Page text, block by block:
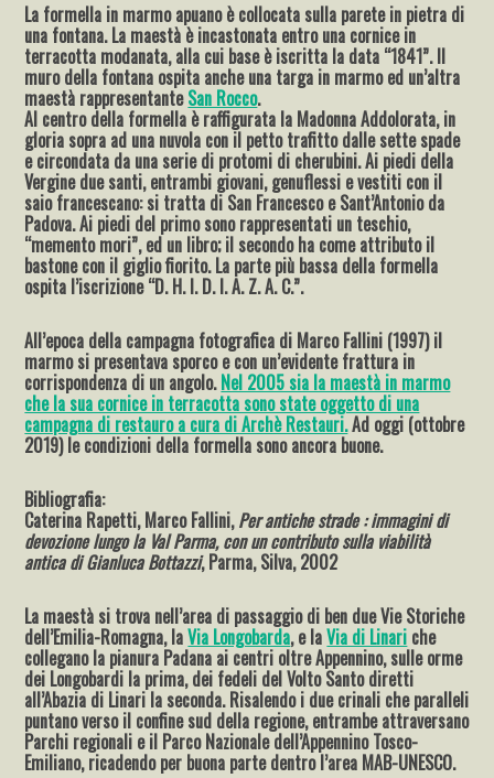
La formella in marmo apuano è collocata sulla parete in pietra di
una fontana. La maestà è incastonata entro una cornice in
terracotta modanata, alla cui base è iscritta la data “1841”. Il
muro della fontana ospita anche una targa in marmo ed un’altra
maestà rappresentanteSan Rocco.
Al centro della formella è raffigurata la Madonna Addolorata, in
gloria sopra ad una nuvola con il petto trafitto dalle sette spade
e circondata da una serie di protomi di cherubini. Ai piedi della
Vergine due santi, entrambi giovani, genuflessi e vestiti con il
saio francescano: si tratta di San Francesco e Sant’Antonio da
Padova. Ai piedi del primo sono rappresentati un teschio,
“memento mori”, ed un libro; il secondo ha come attributo il
bastone con il giglio fiorito. La parte più bassa della formella
ospita l’iscrizione “D. H. I. D. I. A. Z. A. C.”.
All’epoca della campagna fotografica di Marco Fallini (1997) il
marmo si presentava sporco e con un’evidente frattura in
corrispondenza di un angolo.Nel 2005 sia la maestà in marmo
che la sua cornice in terracotta sono state oggetto di una
campagna di restauro a cura di Archè Restauri.Ad oggi (ottobre
2019) le condizioni della formella sono ancora buone.
Bibliografia:
Caterina Rapetti, Marco Fallini,Per antiche strade : immagini di
devozione lungo la Val Parma, con un contributo sulla viabilità
antica di Gianluca Bottazzi, Parma, Silva, 2002
La maestà si trova nell’area di passaggio di ben due Vie Storiche
dell’Emilia-Romagna, laVia Longobarda, e laVia di Linari che
collegano la pianura Padana ai centri oltre Appennino, sulle orme
dei Longobardi la prima, dei fedeli del Volto Santo diretti
all’Abazia di Linari la seconda. Risalendo i due crinali che paralleli
puntano verso il confine sud della regione, entrambe attraversano
Parchi regionali e il Parco Nazionale dell’Appennino Tosco-
Emiliano, ricadendo per buona parte dentro l’area MAB-UNESCO.